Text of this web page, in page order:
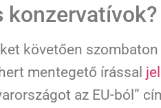
konzervatívok?
követően
mentegető írással
az EU-ból”